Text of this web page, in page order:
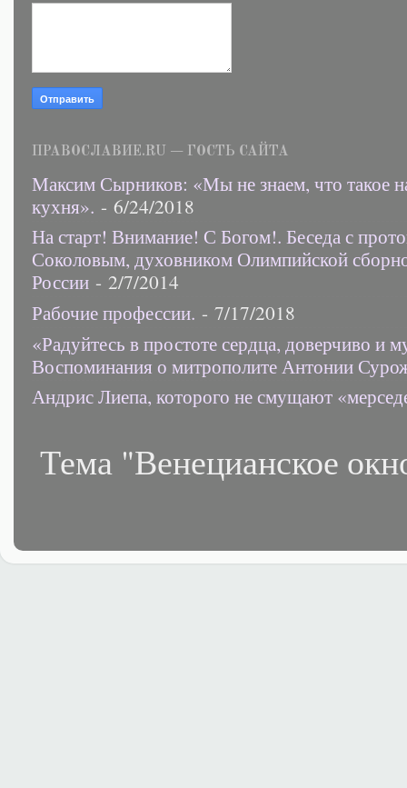
ПРАВОСЛАВИЕ.RU — ГОСТЬ САЙТА
Максим Сырников: «Мы не знаем, что такое
кухня». - 6/24/2018
На старт! Внимание! С Богом!. Беседа с
Соколовым, духовником Олимпийской
России - 2/7/2014
Рабочие профессии. - 7/17/2018
«Радуйтесь в простоте сердца, доверчиво и
Воспоминания о митрополите Антонии
Андрис Лиепа, которого не смущают
Тема "Венецианское